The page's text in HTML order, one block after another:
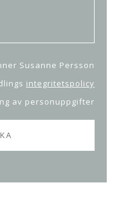
Susanne Persson
integritetspolicy
av personuppgifter